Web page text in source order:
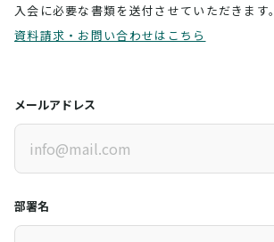
入会に必要な書類を送付させていただきます。
資料請求・お問い合わせはこちら
メールアドレス
部署名